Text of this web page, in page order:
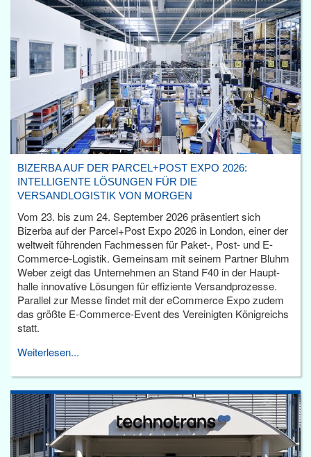
BIZERBA AUF DER PARCEL+POST EXPO 2026:
INTELLIGENTE LÖSUNGEN FÜR DIE
VERSANDLOGISTIK VON MORGEN
Vom 23. bis zum 24. September 2026 präsentiert sich
Bizerba auf der Parcel+Post Expo 2026 in London, einer der
weltweit führenden Fachmessen für Paket-, Post- und E-
Commerce-Logistik. Gemeinsam mit seinem Partner Bluhm
Weber zeigt das Unternehmen an Stand F40 in der Haupt­
halle innovative Lösungen für effiziente Versandprozesse.
Parallel zur Messe findet mit der eCommerce Expo zudem
das größte E-Commerce-Event des Vereinigten Königreichs
statt.
Weiterlesen...